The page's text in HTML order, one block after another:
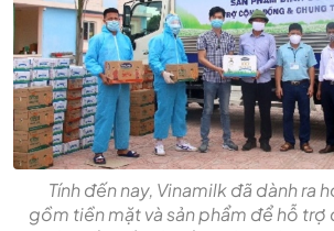
Tính đến nay, Vinamilk đã dành ra
gồm tiền mặt và sản phẩm để hỗ